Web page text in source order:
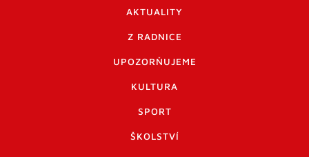
AKTUALITY
Z RADNICE
UPOZORŇUJEME
KULTURA
SPORT
ŠKOLSTVÍ